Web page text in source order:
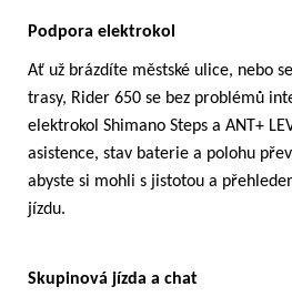
Podpora elektrokol
Ať už brázdíte městské ulice, nebo
trasy, Rider 650 se bez problémů
elektrokol Shimano Steps a ANT+
asistence, stav baterie a polohu
abyste si mohli s jistotou a
jízdu.
Skupinová jízda a chat